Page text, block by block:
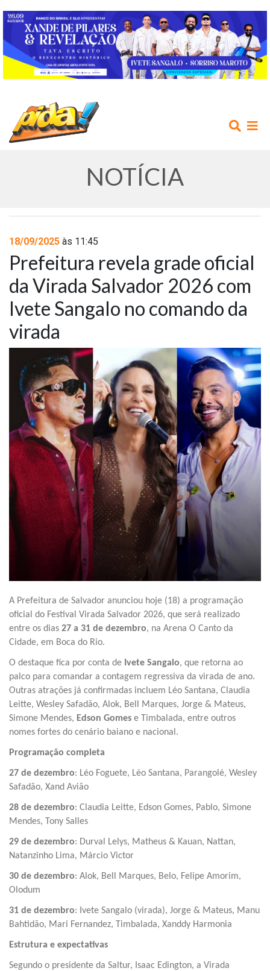
AGENDA
NOTÍCIAS
PROMOÇÕES
CONTATO
NOTÍCIA
18/09/2025 às 11:45
Prefeitura revela grade oficial
da Virada Salvador 2026 com
Ivete Sangalo no comando da
virada
A Prefeitura de Salvador anunciou hoje (18) a programação
oficial do Festival Virada Salvador 2026, que será realizado
entre os dias 27 a 31 de dezembro, na Arena O Canto da
Cidade, em Boca do Rio.
O destaque fica por conta de Ivete Sangalo, que retorna ao
palco para comandar a contagem regressiva da virada de ano.
Outras atrações já confirmadas incluem Léo Santana, Claudia
Leitte, Wesley Safadão, Alok, Bell Marques, Jorge & Mateus,
Simone Mendes, Edson Gomes e Timbalada, entre outros
nomes fortes do cenário baiano e nacional.
Programação completa
27 de dezembro: Léo Foguete, Léo Santana, Parangolé, Wesley
Safadão, Xand Avião
28 de dezembro: Claudia Leitte, Edson Gomes, Pablo, Simone
Mendes, Tony Salles
29 de dezembro: Durval Lelys, Matheus & Kauan, Nattan,
Natanzinho Lima, Márcio Victor
30 de dezembro: Alok, Bell Marques, Belo, Felipe Amorim,
Olodum
31 de dezembro: Ivete Sangalo (virada), Jorge & Mateus, Manu
Bahtidão, Mari Fernandez, Timbalada, Xanddy Harmonia
Estrutura e expectativas
Segundo o presidente da Saltur, Isaac Edington, a Virada